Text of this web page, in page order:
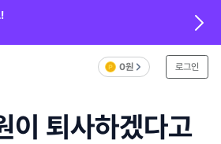
0원 로그인
이 퇴사하겠다고